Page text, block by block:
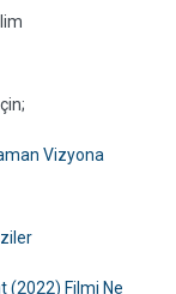
Vizyona
(2022) Filmi Ne